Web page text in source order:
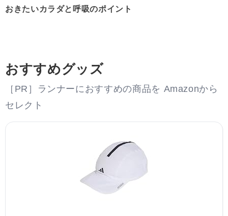
おきたいカラダと呼吸のポイント
おすすめグッズ
［PR］ランナーにおすすめの商品を Amazonから
セレクト